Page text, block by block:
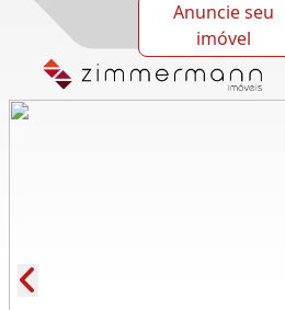
Anuncie seu
imóvel